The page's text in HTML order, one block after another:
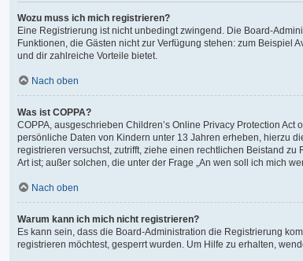
Wozu muss ich mich registrieren?
Eine Registrierung ist nicht unbedingt zwingend. Die Board-
Funktionen, die Gästen nicht zur Verfügung stehen: zum Beispiel
und dir zahlreiche Vorteile bietet.
Nach oben
Was ist COPPA?
COPPA, ausgeschrieben Children’s Online Privacy Protection
persönliche Daten von Kindern unter 13 Jahren erheben, hierzu
registrieren versuchst, zutrifft, ziehe einen rechtlichen Beistand
Art ist; außer solchen, die unter der Frage „An wen soll ich mich
Nach oben
Warum kann ich mich nicht registrieren?
Es kann sein, dass die Board-Administration die Registrierung
registrieren möchtest, gesperrt wurden. Um Hilfe zu erhalten,